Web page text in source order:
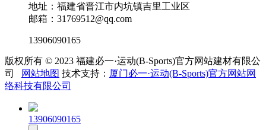
地址：福建省晋江市内坑镇吉里工业区
邮箱：31769512@qq.com
13906090165
版权所有 © 2023 福建必一·运动(B-Sports)官方网站建材有限公
司
网站地图 技术支持： 厦门必一·运动(B-Sports)官方网站网
络科技有限公司
13906090165